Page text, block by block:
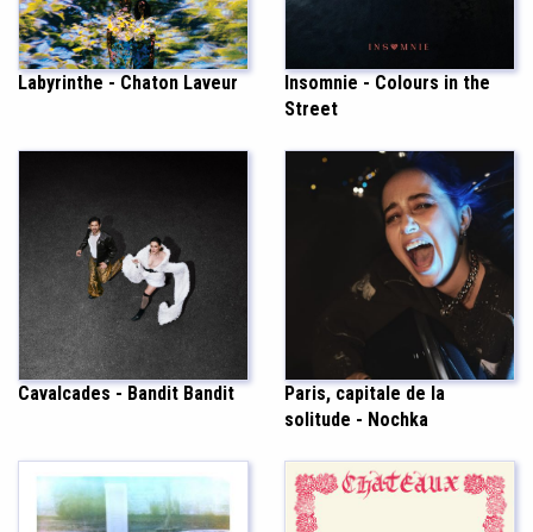
Labyrinthe - Chaton Laveur
Insomnie - Colours in the
Street
Cavalcades - Bandit Bandit
Paris, capitale de la
solitude - Nochka